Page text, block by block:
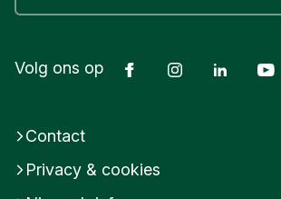
Volg ons op FacebookInstagramLinkedIn
Contact
Privacy & cookies